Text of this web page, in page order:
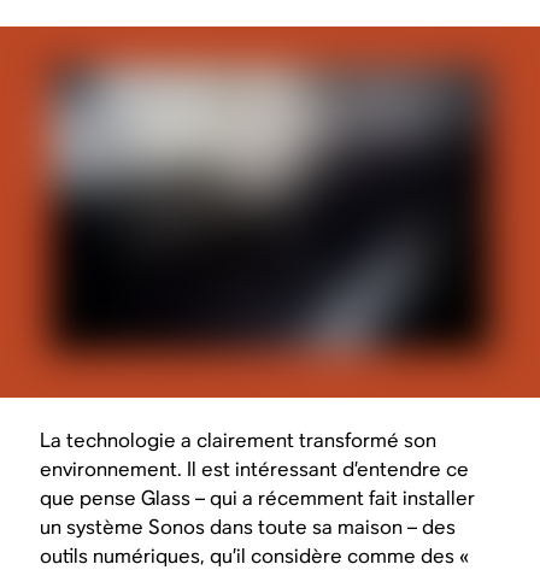
La technologie a clairement transformé son
environnement. Il est intéressant d’entendre ce
que pense Glass – qui a récemment fait installer
un système Sonos dans toute sa maison – des
outils numériques, qu’il considère comme des «